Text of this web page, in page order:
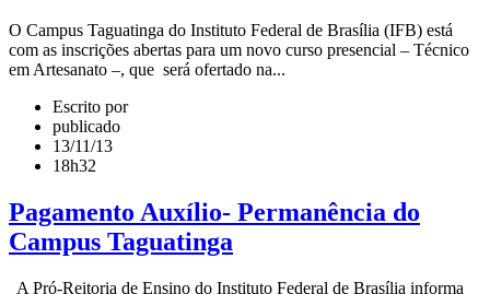
O Campus Taguatinga do Instituto Federal de Brasília (IFB) está
com as inscrições abertas para um novo curso presencial – Técnico
em Artesanato –, que será ofertado na...
Escrito por
publicado
13/11/13
18h32
Pagamento Auxílio- Permanência do
Campus Taguatinga
A Pró-Reitoria de Ensino do Instituto Federal de Brasília informa